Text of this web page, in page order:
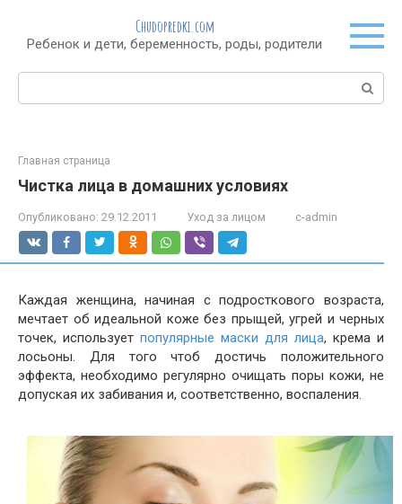
контенту
Chudopredki.com
Ребенок и дети, беременность, роды, родители
Поиск:
Главная страница
Чистка лица в домашних условиях
Опубликовано: 29.12.2011 Уход за лицом c-admin
Каждая женщина, начиная с подросткового возраста,
мечтает об идеальной коже без прыщей, угрей и черных
точек, использует популярные маски для лица, крема и
лосьоны. Для того чтоб достичь положительного
эффекта, необходимо регулярно очищать поры кожи, не
допуская их забивания и, соответственно, воспаления.